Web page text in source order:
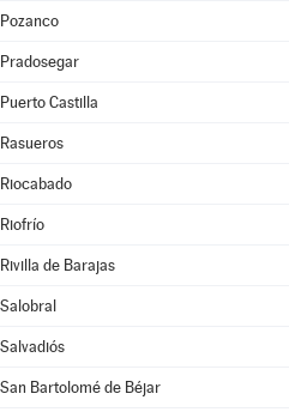
Pozanco
Pradosegar
Puerto Castilla
Rasueros
Riocabado
Riofrío
Rivilla de Barajas
Salobral
Salvadiós
San Bartolomé de Béjar